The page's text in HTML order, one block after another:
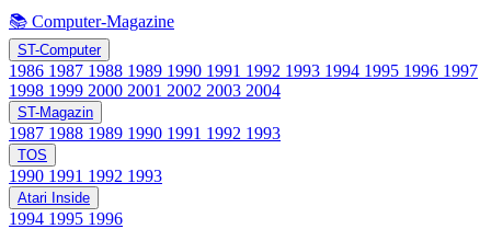
📚 Computer-Magazine
ST-Computer
1986 1987 1988 1989 1990 1991 1992 1993 1994 1995 1996 1997
1998 1999 2000 2001 2002 2003 2004
ST-Magazin
1987 1988 1989 1990 1991 1992 1993
TOS
1990 1991 1992 1993
Atari Inside
1994 1995 1996